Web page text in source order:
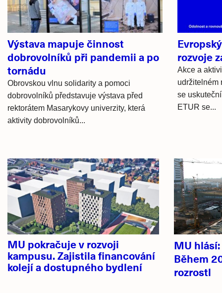
Výstava mapuje činnost
dobrovolníků při pandemii a po
tornádu
Obrovskou vlnu solidarity a pomoci
dobrovolníků představuje výstava před
rektorátem Masarykovy univerzity, která
aktivity dobrovolníků...
rozvoje
Akce a
udržitelném
se
ETUR se...
Hlavní
novinky
MU pokračuje v rozvoji
kampusu. Zajistila financování
kolejí a dostupného bydlení
MU
Během
rozrostl